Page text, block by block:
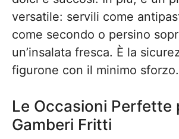
versatile: servili come
come secondo o persino
un’insalata fresca. È la
figurone con il minimo sforzo.
Le Occasioni Perfette
Gamberi Fritti